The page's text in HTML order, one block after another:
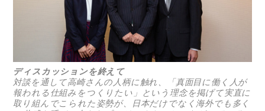
ディスカッションを終えて
対談を通して高崎さんの人柄に触れ、「真面目に働く人が
報われる仕組みをつくりたい」という理念を掲げて実直に
取り組んでこられた姿勢が、日本だけでなく海外でも多く